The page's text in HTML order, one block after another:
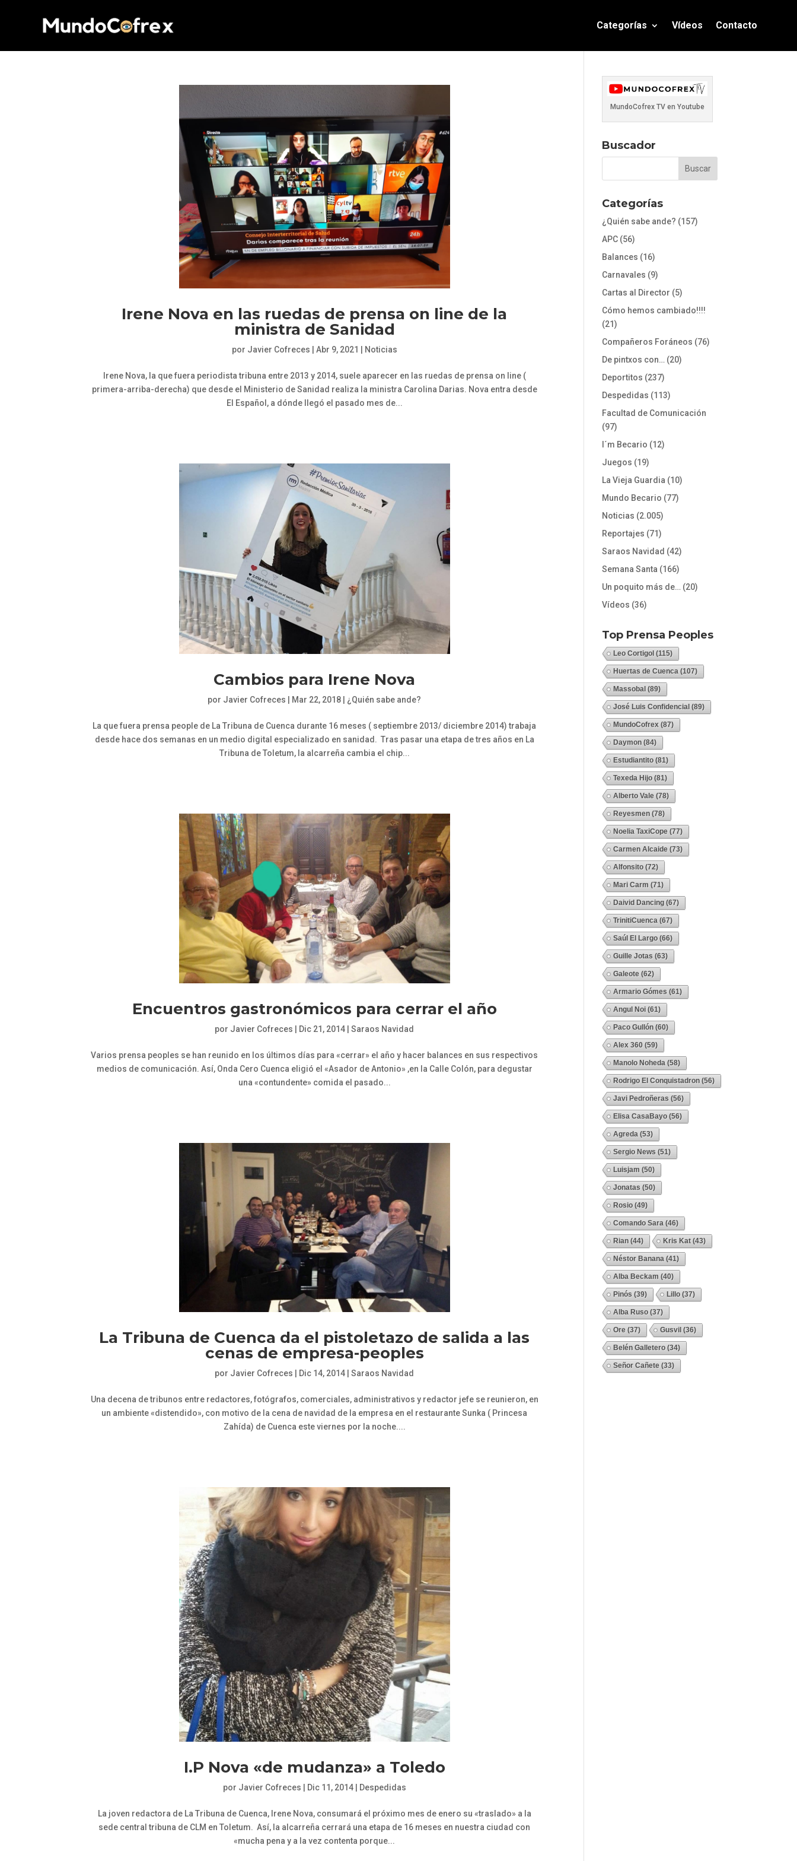
Categorías Vídeos Contacto
Irene Nova en las ruedas de prensa on line de la
ministra de Sanidad
por Javier Cofreces Abr 9, 2021 Noticias
Irene Nova, la que fuera periodista tribuna entre 2013 y 2014, suele aparecer en las ruedas de prensa on line (
primera-arriba-derecha) que desde el Ministerio de Sanidad realiza la ministra Carolina Darias. Nova entra desde
El Español, a dónde llegó el pasado mes de...
Cambios para Irene Nova
por Javier Cofreces Mar 22, 2018 ¿Quién sabe ande?
La que fuera prensa people de La Tribuna de Cuenca durante 16 meses ( septiembre 2013/ diciembre 2014) trabaja
desde hace dos semanas en un medio digital especializado en sanidad. Tras pasar una etapa de tres años en La
Tribuna de Toletum, la alcarreña cambia el chip...
Encuentros gastronómicos para cerrar el año
por Javier Cofreces | Dic 21, 2014 |Saraos Navidad
Varios prensa peoples se han reunido en los últimos días para «cerrar» el año y hacer balances en sus respectivos
medios de comunicación. Así, Onda Cero Cuenca eligió el «Asador de Antonio» ,en la Calle Colón, para degustar
una «contundente» comida el pasado...
La Tribuna de Cuenca da el pistoletazo de salida a las
cenas de empresa-peoples
por Javier Cofreces Dic 14, 2014 |Saraos Navidad
Una decena de tribunos entre redactores, fotógrafos, comerciales, administrativos y redactor jefe se reunieron, en
un ambiente «distendido», con motivo de la cena de navidad de la empresa en el restaurante Sunka ( Princesa
Zahída) de Cuenca este viernes por la noche....
I.P Nova «de mudanza» a Toledo
por Javier Cofreces | Dic 11, 2014| Despedidas
La joven redactora de La Tribuna de Cuenca, Irene Nova, consumará el próximo mes de enero su «traslado» a la
sede central tribuna de CLM en Toletum. Así, la alcarreña cerrará una etapa de 16 meses en nuestra ciudad con
«mucha pena y a la vez contenta porque...
MundoCofrex TV en Youtube
Buscador
Categorías
¿Quién sabe ande? (157)
APC (56)
Balances (16)
Carnavales (9)
Cartas al Director (5)
Cómo hemos cambiado!!!!
(21)
Compañeros Foráneos (76)
De pintxos con… (20)
Deportitos (237)
Despedidas (113)
Facultad de Comunicación
(97)
I´m Becario (12)
Juegos (19)
La Vieja Guardia (10)
Mundo Becario (77)
Noticias (2.005)
Reportajes (71)
Saraos Navidad (42)
Semana Santa (166)
Un poquito más de… (20)
Vídeos (36)
Top Prensa Peoples
Leo Cortigol (115)
Huertas de Cuenca (107)
Massobal (89)
José Luis Confidencial (89)
MundoCofrex (87)
Daymon (84)
Estudiantito (81)
Texeda Hijo (81)
Alberto Vale (78)
Reyesmen (78)
Noelia TaxiCope (77)
Carmen Alcaide (73)
Alfonsito (72)
Mari Carm (71)
Daivid Dancing (67)
TrinitiCuenca (67)
Saúl El Largo (66)
Guille Jotas (63)
Galeote (62)
Armario Gómes (61)
Angul Noi (61)
Paco Gullón (60)
Alex 360 (59)
Manolo Noheda (58)
Rodrigo El Conquistadron (56)
Javi Pedroñeras (56)
Elisa CasaBayo (56)
Agreda (53)
Sergio News (51)
Luisjam (50)
Jonatas (50)
Rosio (49)
Comando Sara (46)
Rian (44) Kris Kat (43)
Néstor Banana (41)
Alba Beckam (40)
Pinós (39) Lillo (37)
Alba Ruso (37)
Ore (37) Gusvil (36)
Belén Galletero (34)
Señor Cañete (33)